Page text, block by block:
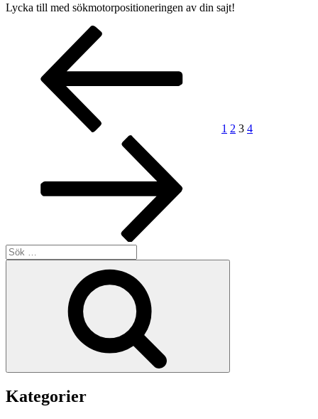
Lycka till med sökmotorpositioneringen av din sajt!
Sidnumrering
inlägg
1 2 3 4
Sök
efter:
Kategorier